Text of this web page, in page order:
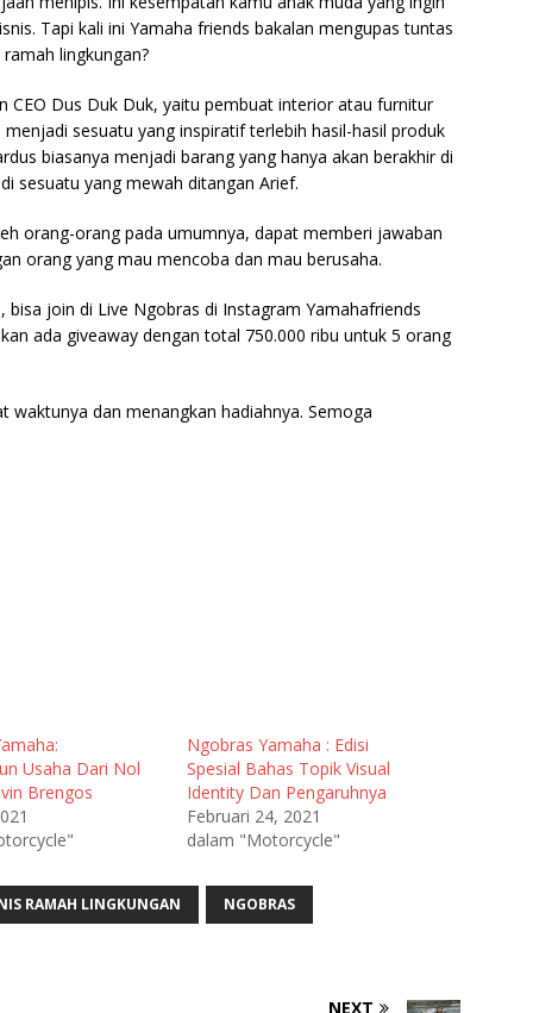
Tapi kali ini Yamaha friends bakalan mengupas tuntas
lingkungan?
CEO Dus Duk Duk, yaitu pembuat interior atau furnitur
sesuatu yang inspiratif terlebih hasil-hasil produk
biasanya menjadi barang yang hanya akan berakhir di
sesuatu yang mewah ditangan Arief.
orang-orang pada umumnya, dapat memberi jawaban
orang yang mau mencoba dan mau berusaha.
bisa join di Live Ngobras di Instagram Yamahafriends
ada giveaway dengan total 750.000 ribu untuk 5 orang
dan menangkan hadiahnya. Semoga
Usaha Dari Nol
Brengos
Ngobras Yamaha : Edisi
Spesial Bahas Topik Visual
Identity Dan Pengaruhnya
Februari 24, 2021
dalam "Motorcycle"
RAMAH LINGKUNGAN NGOBRAS
NEXT